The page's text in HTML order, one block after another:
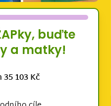
buďte
a matky!
103 Kč